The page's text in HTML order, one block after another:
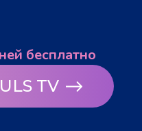
бесплатно
TV